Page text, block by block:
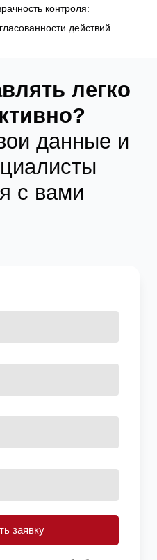
контроля:
действий
легко
данные и
с вами
заявку